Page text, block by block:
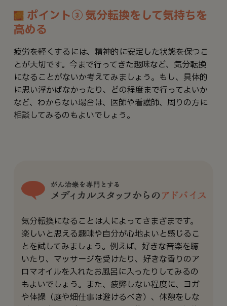
ポイント③ 気分転換をして気持ちを
高める
疲労を軽くするには、精神的に安定した状態を保つこ
とが大切です。今まで行ってきた趣味など、気分転換
になることがないか考えてみましょう。もし、具体的
に思い浮かばなかったり、どの程度まで行ってよいか
など、わからない場合は、医師や看護師、周りの方に
相談してみるのもよいでしょう。
気分転換になることは人によってさまざまです。
楽しいと思える趣味や自分が心地よいと感じるこ
とを試してみましょう。例えば、好きな音楽を聴
いたり、マッサージを受けたり、好きな香りのア
ロマオイルを入れたお風呂に入ったりしてみるの
もよいでしょう。また、疲弊しない程度に、ヨガ
や体操（庭や畑仕事は避けるべき）、休憩をしな